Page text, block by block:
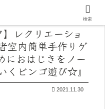
】レクリエーショ
室内簡単手作りゲ
におはじきをノー
くビンゴ遊び☆』
2021.11.30
検索